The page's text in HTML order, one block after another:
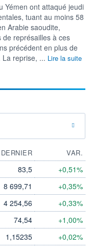
Yémen ont attaqué jeudi
tuant au moins 58
Arabie saoudite,
représailles à ces
précédent en plus de
reprise, ... Lire la suite
DERNIER
VAR.
83,5 +0,51%
8 699,71 +0,35%
4 254,56 +0,33%
74,54 +1,00%
1,15235 +0,02%